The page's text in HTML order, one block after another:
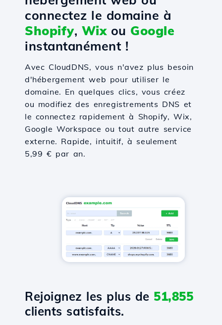
connectez le domaine à
Shopify, Wixou Google
instantanément !
Avec CloudDNS, vous n'avez plus besoin
d'hébergement web pour utiliser le
domaine. En quelques clics, vous créez
ou modifiez des enregistrements DNS et
le connectez rapidement à Shopify, Wix,
Google Workspace ou tout autre service
externe. Rapide, intuitif, à seulement
5,99 € par an.
Rejoignez les plus de 51,855
clients satisfaits.